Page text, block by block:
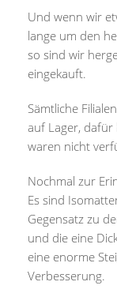
Und wenn wir
lange um den
so sind wir
eingekauft.
Sämtliche
auf Lager, dafür
waren nicht
Nochmal zur
Es sind
Gegensatz zu
und die eine
eine enorme
Verbesserung.